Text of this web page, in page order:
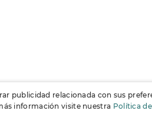
publicidad relacionada con sus
información visite nuestra Política de